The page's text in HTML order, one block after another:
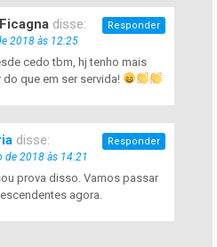
disse:
2018 às 12:25
cedo tbm, hj tenho mais
do que em ser servida!
Responder
disse:
de 2018 às 14:21
prova disso. Vamos passar
agora.
Responder